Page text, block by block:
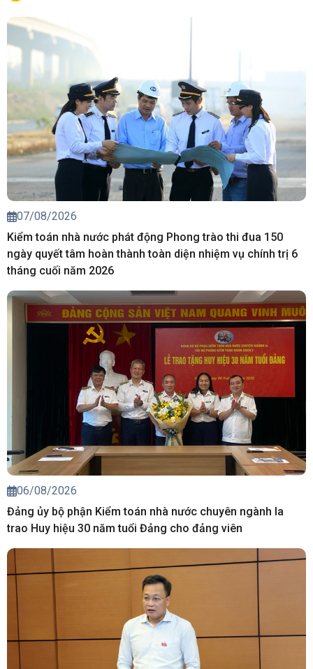
07/08/2026
Kiểm toán nhà nước phát động Phong trào thi đua 150
ngày quyết tâm hoàn thành toàn diện nhiệm vụ chính trị 6
tháng cuối năm 2026
06/08/2026
Đảng ủy bộ phận Kiểm toán nhà nước chuyên ngành Ia
trao Huy hiệu 30 năm tuổi Đảng cho đảng viên